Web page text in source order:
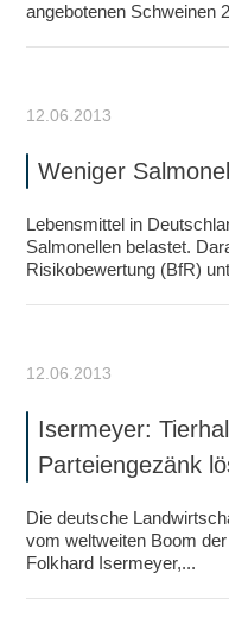
angebotenen Schweinen
12.06.2013
Weniger
Lebensmittel in
Salmonellen belastet.
Risikobewertung (BfR)
12.06.2013
Isermeyer:
Parteiengezänk
Die deutsche
vom weltweiten Boom
Folkhard Isermeyer,...